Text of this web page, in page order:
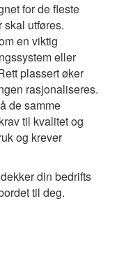
for de fleste
skal utføres.
en viktig
eller
plassert øker
rasjonaliseres.
de samme
til kvalitet og
og krever
din bedrifts
til deg.